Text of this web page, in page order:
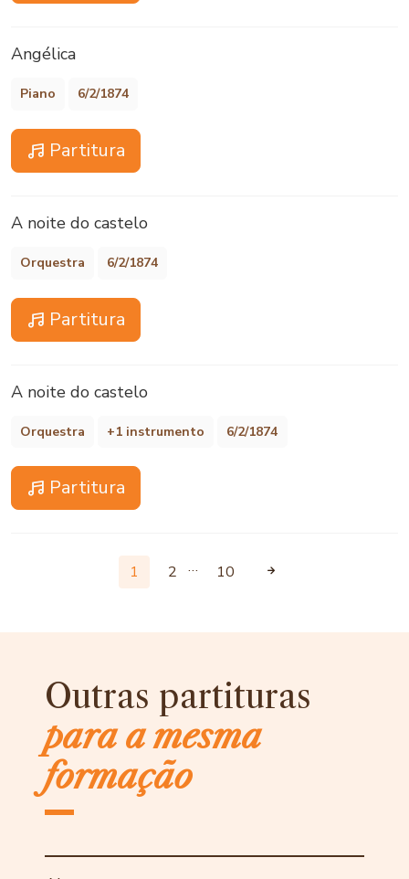
Angélica
Piano 6/2/1874
Partitura
A noite do castelo
Orquestra 6/2/1874
Partitura
A noite do castelo
Orquestra +1 instrumento 6/2/1874
Partitura
1 2 … 10
Outras partituras
para a mesma
formação